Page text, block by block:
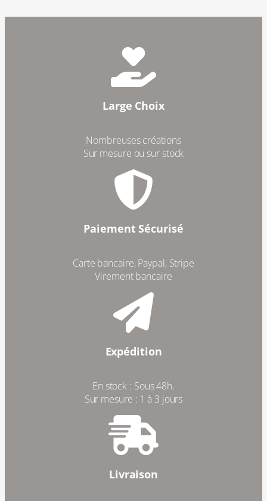
Large Choix
Nombreuses créations
Sur mesure ou sur stock
Paiement Sécurisé
Carte bancaire, Paypal, Stripe
Virement bancaire
Expédition
En stock : Sous 48h.
Sur mesure : 1 à 3 jours
Livraison